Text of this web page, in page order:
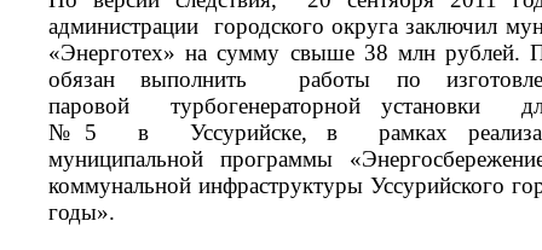
администрации городского округа заключил
«Энерготех» на сумму свыше 38 млн рублей.
обязан выполнить работы по
паровой турбогенераторной установки
№5 в Уссурийске, в рамках
муниципальной программы
коммунальной инфраструктуры Уссурийского
годы».